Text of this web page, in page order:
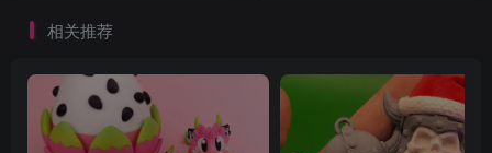
相关推荐